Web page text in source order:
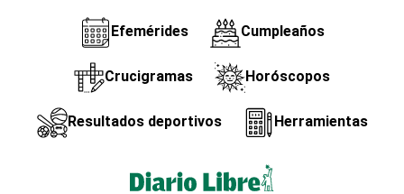
Efemérides Cumpleaños
Crucigramas Horóscopos
Resultados deportivos Herramientas